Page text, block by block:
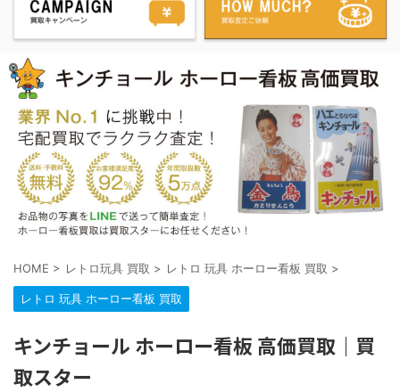
HOME > レトロ玩具 買取 > レトロ 玩具 ホーロー看板 買取 >
レトロ 玩具 ホーロー看板 買取
キンチョール ホーロー看板 高価買取｜買
取スター